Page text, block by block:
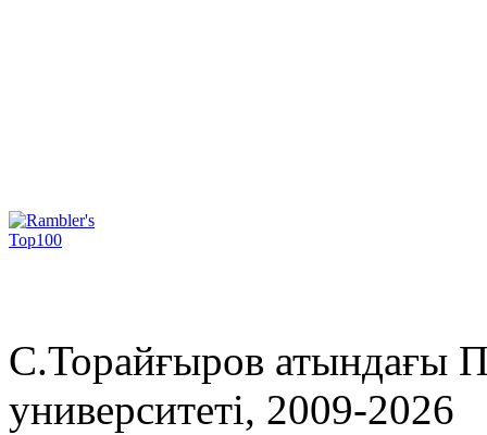
С.Торайғыров атындағы
университеті, 2009-2026